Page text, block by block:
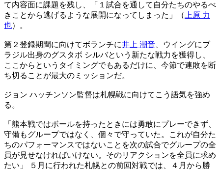
て内容面に課題を残し、「１試合を通して自分たちのやるべ
きことから逃げるような展開になってしまった」（ 上原 力
也）。
第２登録期間に向けてボランチに井上 潮音 、ウイングにブ
ラジル出身のグスタボ シルバという新たな戦力を獲得し、
ここからというタイミングでもあるだけに、今節で連敗を断
ち切ることが最大のミッションだ。
ジョン ハッチンソン監督は札幌戦に向けてこう語気を強め
る。
「熊本戦ではボールを持ったときには勇敢にプレーできず、
守備もグループではなく、個々で守っていた。これが自分た
ちのパフォーマンスではないことを次の試合でグループの全
員が見せなければいけない。そのリアクションを全員に求め
たい」 ５月に行われた札幌との前回対戦では、４月から勝